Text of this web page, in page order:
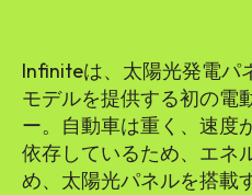
Infiniteは、太陽光発電パ
モデルを提供する初の電
ー。自動車は重く、速度
依存しているため、エネ
め、太陽光パネルを搭載